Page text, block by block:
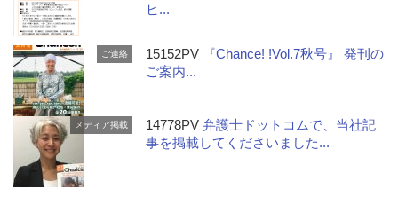
ヒ...
ご連絡 15152PV
『Chance! !Vol.7秋号』 発刊の
ご案内...
メディア掲載 14778PV弁護士ドットコムで、当社記
事を掲載してくださいました...